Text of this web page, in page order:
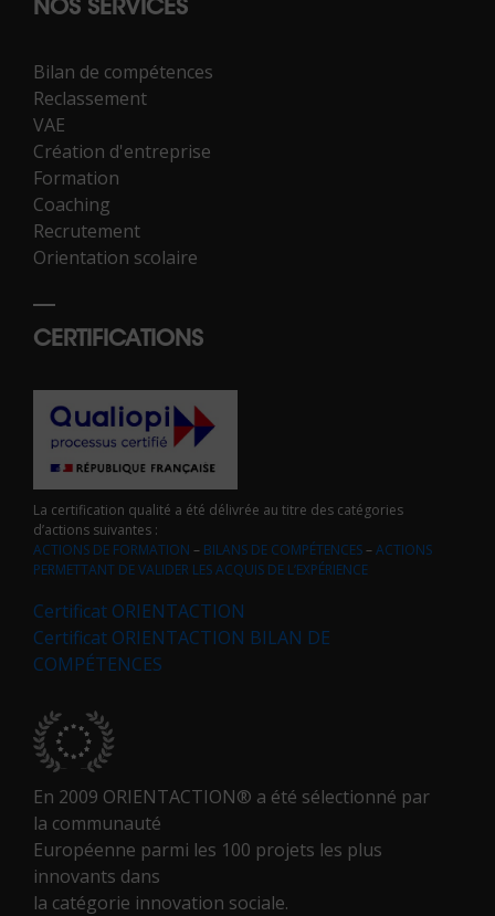
NOS SERVICES
Bilan de compétences
Reclassement
VAE
Création d'entreprise
Formation
Coaching
Recrutement
Orientation scolaire
CERTIFICATIONS
La certification qualité a été délivrée au titre des catégories
d’actions suivantes :
ACTIONS DE FORMATION – BILANS DE COMPÉTENCES–ACTIONS
PERMETTANT DE VALIDER LES ACQUIS DE L’EXPÉRIENCE
Certificat ORIENTACTION
Certificat ORIENTACTION BILAN DE
COMPÉTENCES
En 2009 ORIENTACTION® a été sélectionné par
la communauté
Européenne parmi les 100 projets les plus
innovants dans
la catégorie innovation sociale.